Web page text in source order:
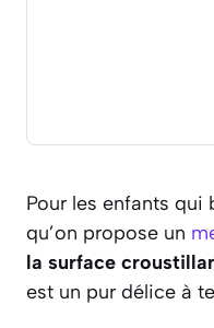
Pour les enfants
qu’on propose un
la surface
est un pur délice à